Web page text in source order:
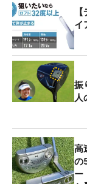
イ
振
人
高
の
ー